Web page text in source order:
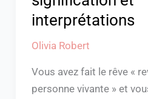
interprétations
Olivia Robert
Vous avez fait le rêve «
personne vivante » et